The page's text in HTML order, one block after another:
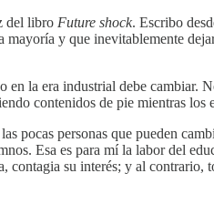
del libro Future shock. Escribo
mayoría y que inevitablemente
la era industrial debe
contenidos de pie mientras los
pocas personas que pueden
Esa es para mí la labor del
contagia su interés; y al